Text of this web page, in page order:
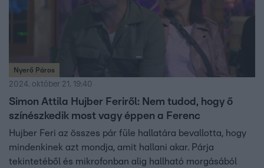
Nyerő Páros
2024. október 21. 19:40
Simon Attila Hujber Feriről: Nem tudod, hogy ő
színészkedik most vagy éppen a Ferenc
Hujber Feri az összes pár füle hallatára bevallotta, hogy
mindenkinek azt mondja, amit hallani akar. Párja
tekintetéből és mikrofonban alig hallható morgásából